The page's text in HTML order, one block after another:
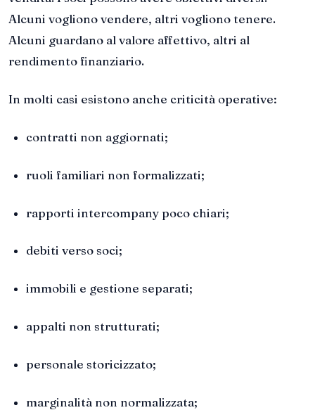
Alcuni vogliono vendere, altri vogliono tenere.
Alcuni guardano al valore affettivo, altri al
rendimento finanziario.
In molti casi esistono anche criticità operative:
contratti non aggiornati;
ruoli familiari non formalizzati;
rapporti intercompany poco chiari;
debiti verso soci;
immobili e gestione separati;
appalti non strutturati;
personale storicizzato;
marginalità non normalizzata;